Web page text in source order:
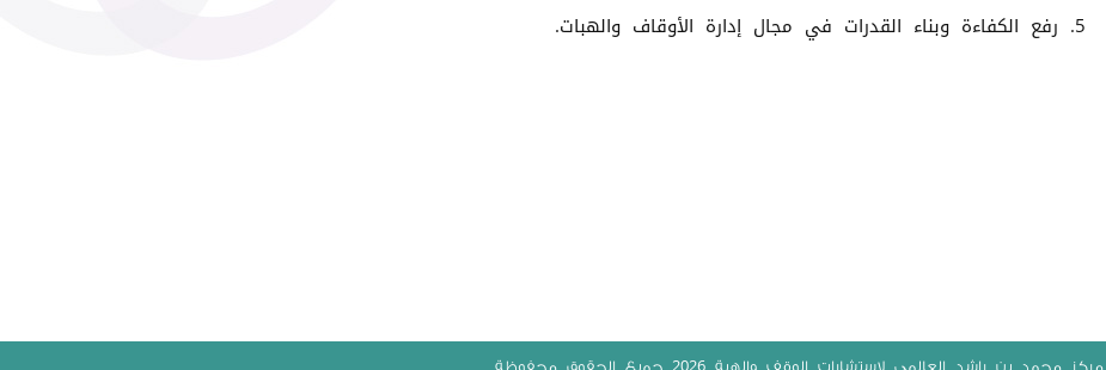
رفع الكفاءة وبناء القدرات في مجال إدارة الأوقاف والهبات.
‫ مركز محمد بن راشد العالمي لاستشارات الوقف والهبة2026 جميع الحقوق محفوظة